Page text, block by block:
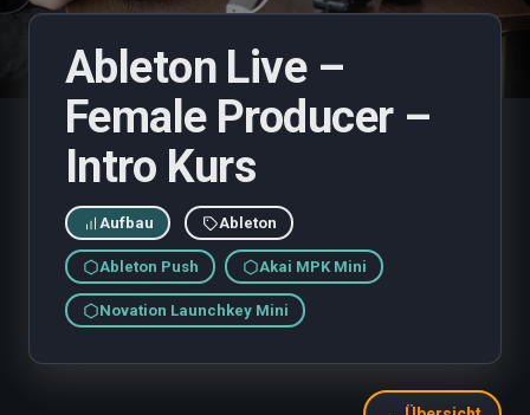
Ableton Live –
Female Producer –
Intro Kurs
Aufbau Ableton
Ableton Push Akai MPK Mini
Novation Launchkey Mini